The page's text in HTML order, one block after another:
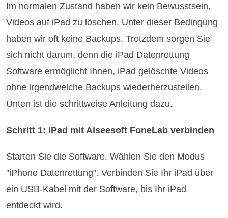
Im normalen Zustand haben wir kein Bewusstsein,
Videos auf iPad zu löschen. Unter dieser Bedingung
haben wir oft keine Backups. Trotzdem sorgen Sie
sich nicht darum, denn die iPad Datenrettung
Software ermöglicht Ihnen, iPad gelöschte Videos
ohne irgendwelche Backups wiederherzustellen.
Unten ist die schrittweise Anleitung dazu.
Schritt 1: iPad mit Aiseesoft FoneLab verbinden
Starten Sie die Software. Wählen Sie den Modus
"iPhone Datenrettung". Verbinden Sie Ihr iPad über
ein USB-Kabel mit der Software, bis Ihr iPad
entdeckt wird.